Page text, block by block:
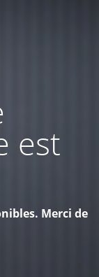
est
Merci de